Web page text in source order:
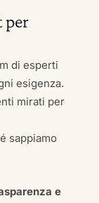
per
di esperti
esigenza.
mirati per
sappiamo
e